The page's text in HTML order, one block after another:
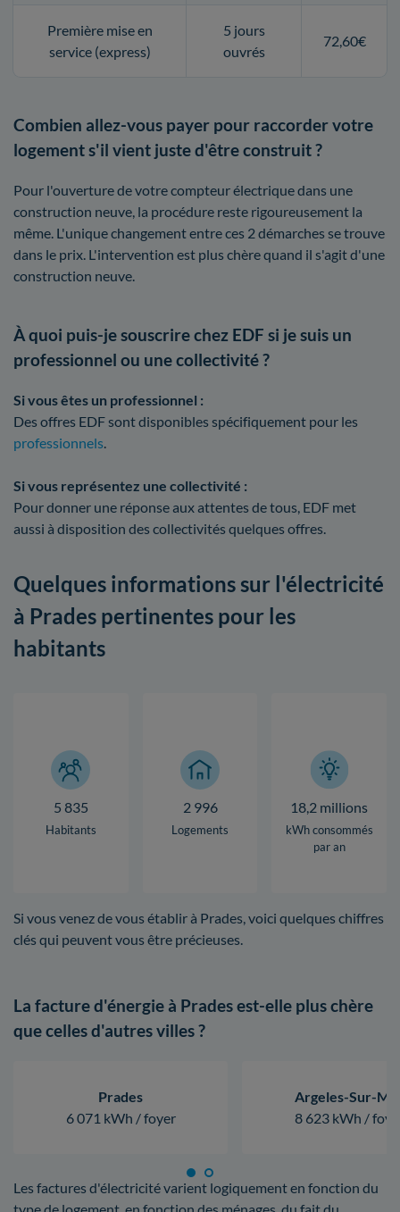
Première mise en
service (express)
5 jours
ouvrés
72,60€
Combien allez-vous payer pour raccorder votre
logement s'il vient juste d'être construit ?
Pour l'ouverture de votre compteur électrique dans une
construction neuve, la procédure reste rigoureusement la
même. L'unique changement entre ces 2 démarches se trouve
dans le prix. L'intervention est plus chère quand il s'agit d'une
construction neuve.
À quoi puis-je souscrire chez EDF si je suis un
professionnel ou une collectivité ?
Si vous êtes un professionnel :
Des offres EDF sont disponibles spécifiquement pour les
professionnels.
Si vous représentez une collectivité :
Pour donner une réponse aux attentes de tous, EDF met
aussi à disposition des collectivités quelques offres.
Quelques informations sur l'électricité
à Prades pertinentes pour les
habitants
5 835
Habitants
2 996
Logements
18,2 millions
kWh consommés
par an
Si vous venez de vous établir à Prades, voici quelques chiffres
clés qui peuvent vous être précieuses.
La facture d'énergie à Prades est-elle plus chère
que celles d'autres villes ?
Prades
6 071 kWh / foyer
Argeles-Sur-
8 623 kWh /
Les factures d'électricité varient logiquement en fonction du
type de logement, en fonction des ménages, du fait du